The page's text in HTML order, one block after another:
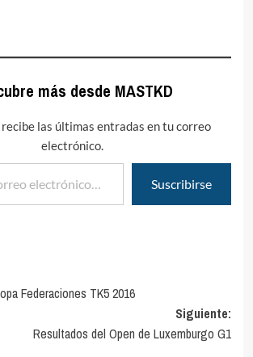
más desde MASTKD
las últimas entradas en tu correo
electrónico.
Suscribirse
Federaciones TK5 2016
Siguiente:
Resultados del Open de Luxemburgo G1